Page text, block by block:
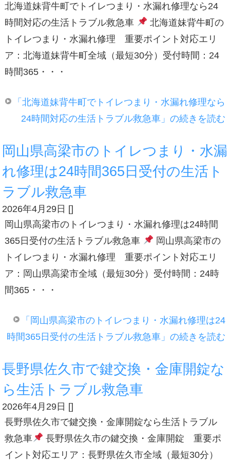
北海道妹背牛町でトイレつまり・水漏れ修理なら24
時間対応の生活トラブル救急車
北海道妹背牛町の
トイレつまり・水漏れ修理 重要ポイント対応エリ
ア：北海道妹背牛町全域（最短30分）受付時間：24
時間365・・・
「北海道妹背牛町でトイレつまり・水漏れ修理なら
24時間対応の生活トラブル救急車」の続きを読む
岡山県高梁市のトイレつまり・水漏
れ修理は24時間365日受付の生活ト
ラブル救急車
2026年4月29日 []
岡山県高梁市のトイレつまり・水漏れ修理は24時間
365日受付の生活トラブル救急車
岡山県高梁市の
トイレつまり・水漏れ修理 重要ポイント対応エリ
ア：岡山県高梁市全域（最短30分）受付時間：24時
間365・・・
「岡山県高梁市のトイレつまり・水漏れ修理は24
時間365日受付の生活トラブル救急車」の続きを読む
長野県佐久市で鍵交換・金庫開錠な
ら生活トラブル救急車
2026年4月29日 []
長野県佐久市で鍵交換・金庫開錠なら生活トラブル
救急車
長野県佐久市の鍵交換・金庫開錠 重要ポ
イント対応エリア：長野県佐久市全域（最短30分）